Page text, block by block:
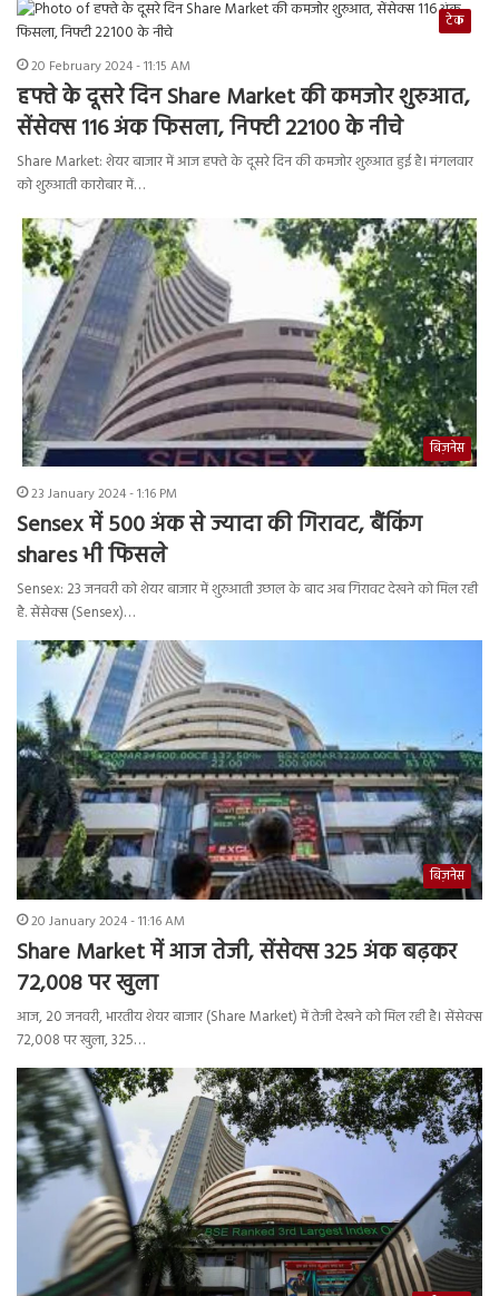
टेक
20 February 2024 - 11:15 AM
हफ्ते के दूसरे दिन Share Market की कमजोर शुरुआत,
सेंसेक्स 116 अंक फिसला, निफ्टी 22100 के नीचे
Share Market: शेयर बाजार में आज हफ्ते के दूसरे दिन की कमजोर शुरुआत हुई है। मंगलवार
को शुरुआती कारोबार में…
बिज़नेस
23 January 2024 - 1:16 PM
Sensex में 500 अंक से ज्यादा की गिरावट, बैंकिंग
shares भी फिसले
Sensex: 23 जनवरी को शेयर बाजार में शुरुआती उछाल के बाद अब गिरावट देखने को मिल रही
है. सेंसेक्स (Sensex)…
बिज़नेस
20 January 2024 - 11:16 AM
Share Market में आज तेजी, सेंसेक्स 325 अंक बढ़कर
72,008 पर खुला
आज, 20 जनवरी, भारतीय शेयर बाजार (Share Market) में तेजी देखने को मिल रही है। सेंसेक्स
72,008 पर खुला, 325…